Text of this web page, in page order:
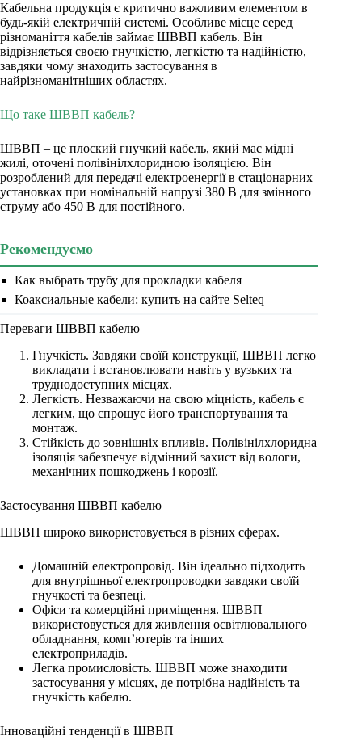
Кабельна продукція є критично важливим елементом в
будь-якій електричній системі. Особливе місце серед
різноманіття кабелів займає ШВВП кабель. Він
відрізняється своєю гнучкістю, легкістю та надійністю,
завдяки чому знаходить застосування в
найрізноманітніших областях.
Що таке ШВВП кабель?
ШВВП – це плоский гнучкий кабель, який має мідні
жилі, оточені полівінілхлоридною ізоляцією. Він
розроблений для передачі електроенергії в стаціонарних
установках при номінальній напрузі 380 В для змінного
струму або 450 В для постійного.
Рекомендуємо
Как выбрать трубу для прокладки кабеля
Коаксиальные кабели: купить на сайте Selteq
Переваги ШВВП кабелю
Гнучкість. Завдяки своїй конструкції, ШВВП легко
викладати і встановлювати навіть у вузьких та
труднодоступних місцях.
Легкість. Незважаючи на свою міцність, кабель є
легким, що спрощує його транспортування та
монтаж.
Стійкість до зовнішніх впливів. Полівінілхлоридна
ізоляція забезпечує відмінний захист від вологи,
механічних пошкоджень і корозії.
Застосування ШВВП кабелю
ШВВП широко використовується в різних сферах.
Домашній електропровід. Він ідеально підходить
для внутрішньої електропроводки завдяки своїй
гнучкості та безпеці.
Офіси та комерційні приміщення. ШВВП
використовується для живлення освітлювального
обладнання, комп’ютерів та інших
електроприладів.
Легка промисловість. ШВВП може знаходити
застосування у місцях, де потрібна надійність та
гнучкість кабелю.
Інноваційні тенденції в ШВВП